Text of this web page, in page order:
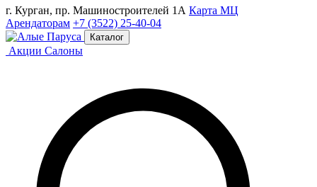
г. Курган, пр. Машиностроителей 1А Карта МЦ
Арендаторам +7 (3522) 25-40-04
Каталог
Акции Салоны